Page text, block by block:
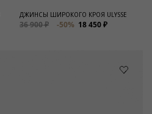
ДЖИНСЫ ШИРОКОГО КРОЯ ULYSSE
36 900 ₽ -50% 18 450 ₽